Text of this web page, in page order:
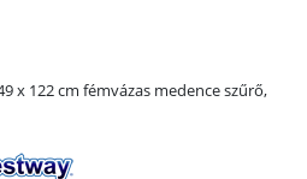
x 122 cm fémvázas medence szűrő,